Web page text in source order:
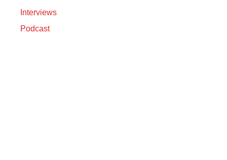
Interviews
Podcast